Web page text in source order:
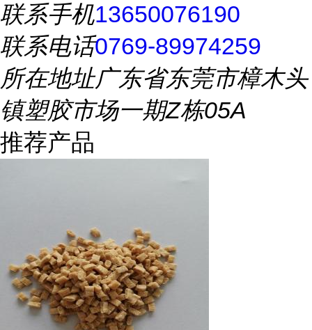
联系手机13650076190
联系电话0769-89974259
所在地址广东省东莞市樟木头
镇塑胶市场一期Z栋05A
推荐产品